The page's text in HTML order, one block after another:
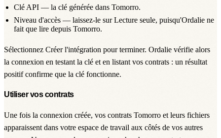
Clé API — la clé générée dans Tomorro.
Niveau d'accès — laissez-le sur Lecture seule, puisqu'Ordalie ne
fait que lire depuis Tomorro.
Sélectionnez Créer l'intégration pour terminer. Ordalie vérifie alors
la connexion en testant la clé et en listant vos contrats : un résultat
positif confirme que la clé fonctionne.
Utiliser vos contrats
Une fois la connexion créée, vos contrats Tomorro et leurs fichiers
apparaissent dans votre espace de travail aux côtés de vos autres